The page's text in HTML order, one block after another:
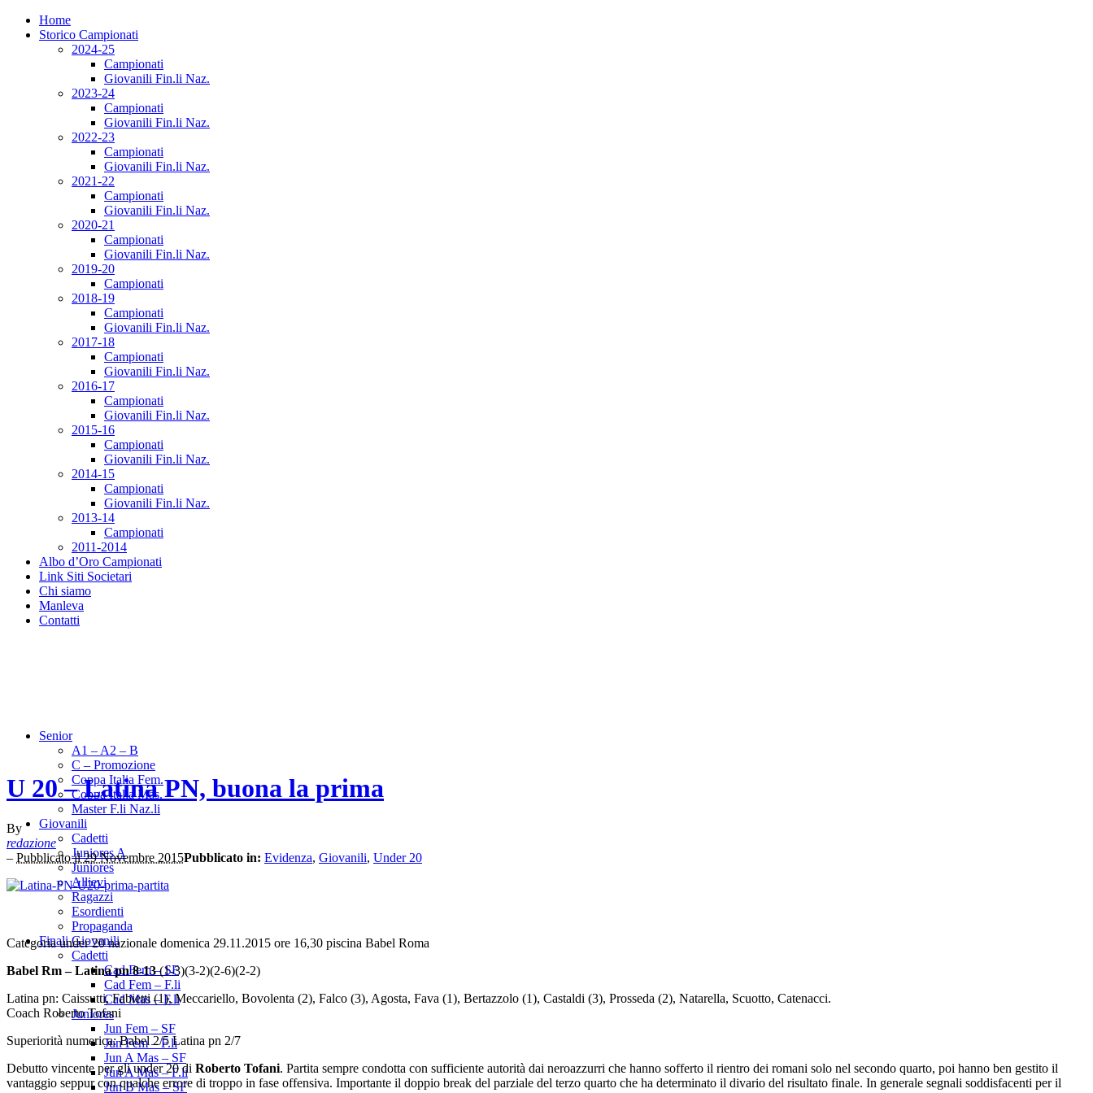
Home
Storico Campionati
2024-25
Campionati
Giovanili Fin.li Naz.
2023-24
Campionati
Giovanili Fin.li Naz.
2022-23
Campionati
Giovanili Fin.li Naz.
2021-22
Campionati
Giovanili Fin.li Naz.
2020-21
Campionati
Giovanili Fin.li Naz.
2019-20
Campionati
2018-19
Campionati
Giovanili Fin.li Naz.
2017-18
Campionati
Giovanili Fin.li Naz.
2016-17
Campionati
Giovanili Fin.li Naz.
2015-16
Campionati
Giovanili Fin.li Naz.
2014-15
Campionati
Giovanili Fin.li Naz.
2013-14
Campionati
2011-2014
Albo d’Oro Campionati
Link Siti Societari
Chi siamo
Manleva
Contatti
Senior
A1 – A2 – B
C – Promozione
Coppa Italia Fem.
Coppa Italia Mas.
Master F.li Naz.li
Giovanili
Cadetti
Juniores A
Juniores
Allievi
Ragazzi
Esordienti
Propaganda
Finali Giovanili
Cadetti
Cad Fem – SF
Cad Fem – F.li
Cad Mas – F.li
Juniores
Jun Fem – SF
Jun Fem – F.li
Jun A Mas – SF
Jun A Mas – F.li
Jun B Mas – SF
U 20 – Latina PN, buona la prima
By
redazione
– Pubblicato il 29 Novembre 2015Pubblicato in: Evidenza, Giovanili, Under 20
Categoria under 20 nazionale domenica 29.11.2015 ore 16,30 piscina Babel Roma
Babel Rm – Latina pn 8-13(1-3)(3-2)(2-6)(2-2)
Latina pn: Caissutti, Fabietti (1), Meccariello, Bovolenta (2), Falco (3), Agosta, Fava (1), Bertazzolo (1), Castaldi (3), Prosseda (2), Natarella, Scuotto, Catenacci.
Coach Roberto Tofani
Superiorità numerica: Babel 2/5 Latina pn 2/7
Debutto vincente per gli under 20 di Roberto Tofani. Partita sempre condotta con sufficiente autorità dai neroazzurri che hanno sofferto il rientro dei romani solo nel secondo quarto, poi hanno ben gestito il
vantaggio seppur con qualche errore di troppo in fase offensiva. Importante il doppio break del parziale del terzo quarto che ha determinato il divario del risultato finale. In generale segnali soddisfacenti per il